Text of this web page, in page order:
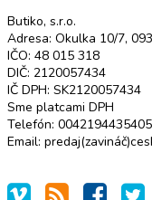
Butiko, s.r.o.
Adresa: Okulka 10/7,
IČO: 48 015 318
DIČ: 2120057434
IČ DPH: SK2120057434
Sme platcami DPH
Telefón:
Email: